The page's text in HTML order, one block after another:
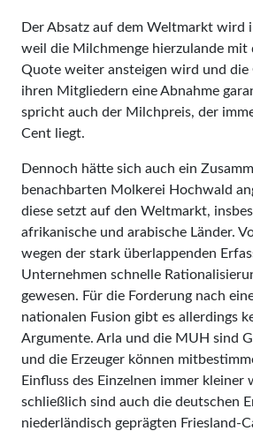
Der Absatz auf dem Weltmarkt wird
weil die Milchmenge hierzulande mit
Quote weiter ansteigen wird und die
ihren Mitgliedern eine Abnahme
spricht auch der Milchpreis, der
Cent liegt.
Dennoch hätte sich auch ein
benachbarten Molkerei Hochwald
diese setzt auf den Weltmarkt,
afrikanische und arabische Länder.
wegen der stark überlappen­den
Unternehmen schnelle
gewesen. Für die Forderung nach
nationalen Fusion gibt es allerdings
Argumen­te. Arla und die MUH sind
und die Erzeuger können
Einfluss des Einzelnen immer kleiner
schließlich sind auch die deutschen
niederländisch geprägten Friesland-